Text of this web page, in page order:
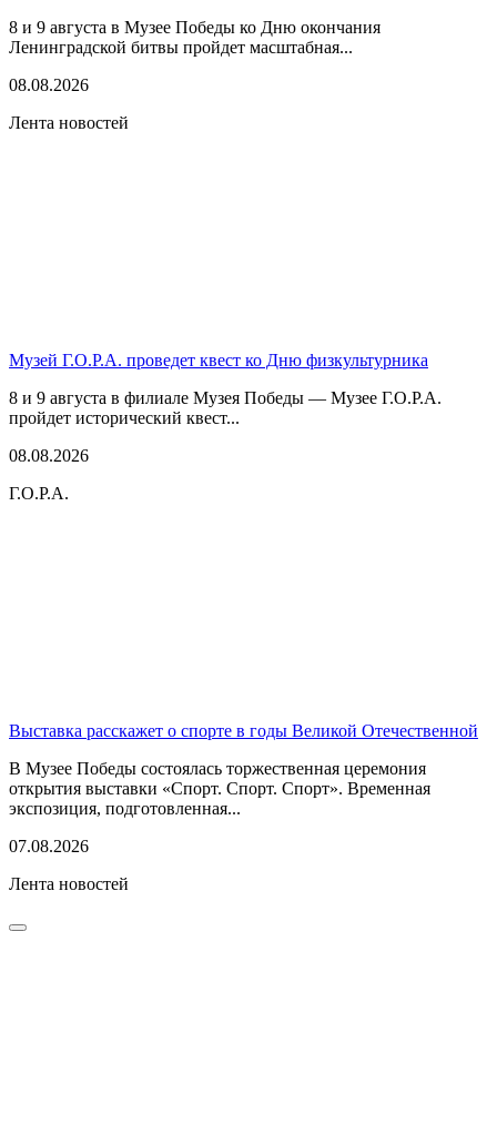
8 и 9 августа в Музее Победы ко Дню окончания
Ленинградской битвы пройдет масштабная...
08.08.2026
Лента новостей
Музей Г.О.Р.А. проведет квест ко Дню физкультурника
8 и 9 августа в филиале Музея Победы — Музее Г.О.Р.А.
пройдет исторический квест...
08.08.2026
Г.О.Р.А.
Выставка расскажет о спорте в годы Великой Отечественной
В Музее Победы состоялась торжественная церемония
открытия выставки «Спорт. Спорт. Спорт». Временная
экспозиция, подготовленная...
07.08.2026
Лента новостей